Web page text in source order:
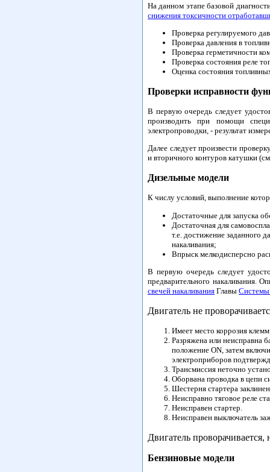
На данном этапе базовой
снижения токсичности
Проверка регулируемого
Проверка давления в
Проверка герметичности
Проверка состояния реле
Оценка состояния
Проверки исправности
В первую очередь следует
производить при помощи
электропроводки, - результат
Далее следует произвести
и вторичного контуров катушки
Дизельные модели
К числу условий, выполнение
Достаточные для запуска
Достаточная для
т.е. достижение заданного
накаливания;
Впрыск мелкодисперсно
В первую очередь следует
предварительного накаливания.
свечей накаливания Главы Системы
Двигатель не
Имеет место коррозия
Разряжена или неисправна
положение ON, затем
электроприборов
Трансмиссия неточно
Оборвана проводка в цепи
Шестерня стартера
Неисправно тяговое реле
Неисправен стартер.
Неисправен выключатель
Двигатель проворачивается,
Бензиновые модели